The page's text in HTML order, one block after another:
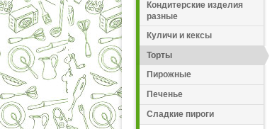
Кондитерские изделия
разные
Куличи и кексы
Торты
Пирожные
Печенье
Сладкие пироги